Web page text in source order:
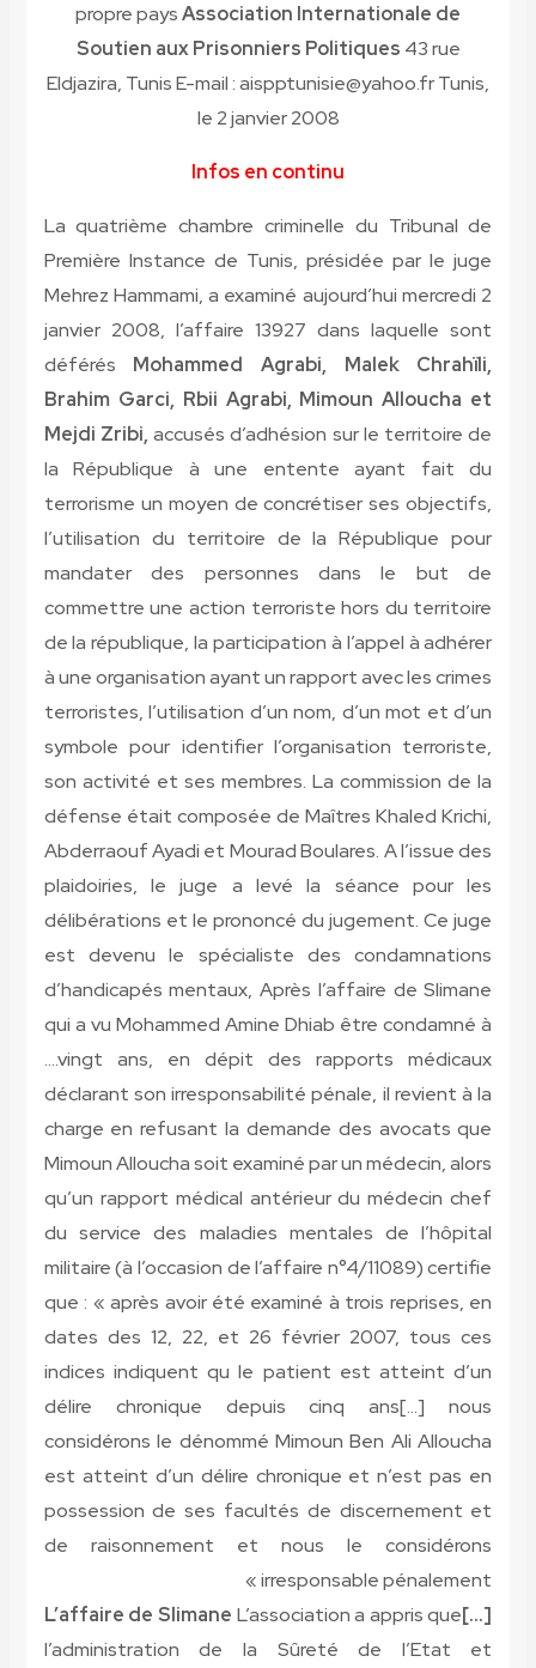
propre paysAssociation Internationale de
Soutien aux Prisonniers Politiques 43 rue
Eldjazira, Tunis E-mail : aispptunisie@yahoo.fr Tunis,
le 2 janvier 2008
Infos en continu
La quatrième chambre criminelle du Tribunal de
Première Instance de Tunis, présidée par le juge
Mehrez Hammami, a examiné aujourd’hui mercredi 2
janvier 2008, l’affaire 13927 dans laquelle sont
déférés Mohammed Agrabi, Malek Chrahïli,
Brahim Garci, Rbii Agrabi, Mimoun Alloucha et
Mejdi Zribi, accusés d’adhésion sur le territoire de
la République à une entente ayant fait du
terrorisme un moyen de concrétiser ses objectifs,
l’utilisation du territoire de la République pour
mandater des personnes dans le but de
commettre une action terroriste hors du territoire
de la république, la participation à l’appel à adhérer
à une organisation ayant un rapport avec les crimes
terroristes, l’utilisation d’un nom, d’un mot et d’un
symbole pour identifier l’organisation terroriste,
son activité et ses membres. La commission de la
défense était composée de Maîtres Khaled Krichi,
Abderraouf Ayadi et Mourad Boulares. A l’issue des
plaidoiries, le juge a levé la séance pour les
délibérations et le prononcé du jugement. Ce juge
est devenu le spécialiste des condamnations
d’handicapés mentaux, Après l’affaire de Slimane
qui a vu Mohammed Amine Dhiab être condamné à
….vingt ans, en dépit des rapports médicaux
déclarant son irresponsabilité pénale, il revient à la
charge en refusant la demande des avocats que
Mimoun Alloucha soit examiné par un médecin, alors
qu’un rapport médical antérieur du médecin chef
du service des maladies mentales de l’hôpital
militaire (à l’occasion de l’affaire n°4/11089) certifie
que : « après avoir été examiné à trois reprises, en
dates des 12, 22, et 26 février 2007, tous ces
indices indiquent qu le patient est atteint d’un
délire chronique depuis cinq ans[…] nous
considérons le dénommé Mimoun Ben Ali Alloucha
est atteint d’un délire chronique et n’est pas en
possession de ses facultés de discernement et
de raisonnement et nous le considérons
irresponsable pénalement »
[…]L’affaire de Slimane
L’association a appris que
l’administration de la Sûreté de l’Etat et